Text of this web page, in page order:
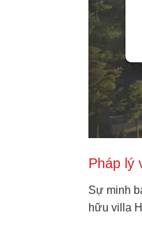
Pháp lý
Sự minh
hữu villa